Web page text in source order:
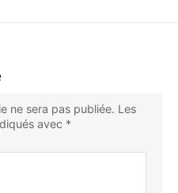
ne sera pas publiée. Les
avec *